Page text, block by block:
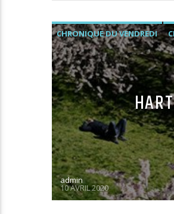
CHRONIQUE DU VENDREDI
admin
10 AVRIL 2020